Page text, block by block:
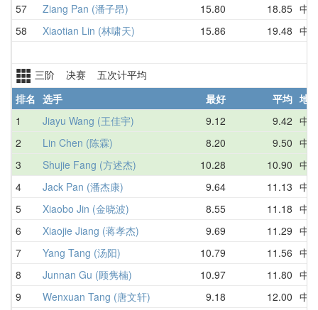
57
Ziang Pan (潘子昂) 15.80 18.85 中
58
Xiaotian Lin (林啸天) 15.86 19.48 中
三阶 决赛 五次计平均
排名 选手 最好 平均 地
1
Jiayu Wang (王佳宇) 9.12 9.42 中
2
Lin Chen (陈霖) 8.20 9.50 中
3
Shujie Fang (方述杰) 10.28 10.90 中
4
Jack Pan (潘杰康) 9.64 11.13 中
5
Xiaobo Jin (金晓波) 8.55 11.18 中
6
Xiaojie Jiang (蒋孝杰) 9.69 11.29 中
7
Yang Tang (汤阳) 10.79 11.56 中
8
Junnan Gu (顾隽楠) 10.97 11.80 中
9
Wenxuan Tang (唐文轩) 9.18 12.00 中